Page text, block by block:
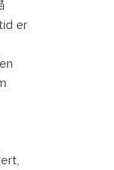
er